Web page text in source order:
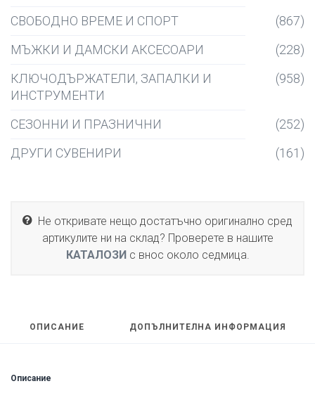
СВОБОДНО ВРЕМЕ И СПОРТ
(867)
МЪЖКИ И ДАМСКИ АКСЕСОАРИ
(228)
КЛЮЧОДЪРЖАТЕЛИ, ЗАПАЛКИ И
ИНСТРУМЕНТИ
(958)
СЕЗОННИ И ПРАЗНИЧНИ
(252)
ДРУГИ СУВЕНИРИ
(161)
Не откривате нещо достатъчно оригинално сред
артикулите ни на склад? Проверете в нашите
КАТАЛОЗИс внос около седмица.
ОПИСАНИЕ ДОПЪЛНИТЕЛНА ИНФОРМАЦИЯ
Описание